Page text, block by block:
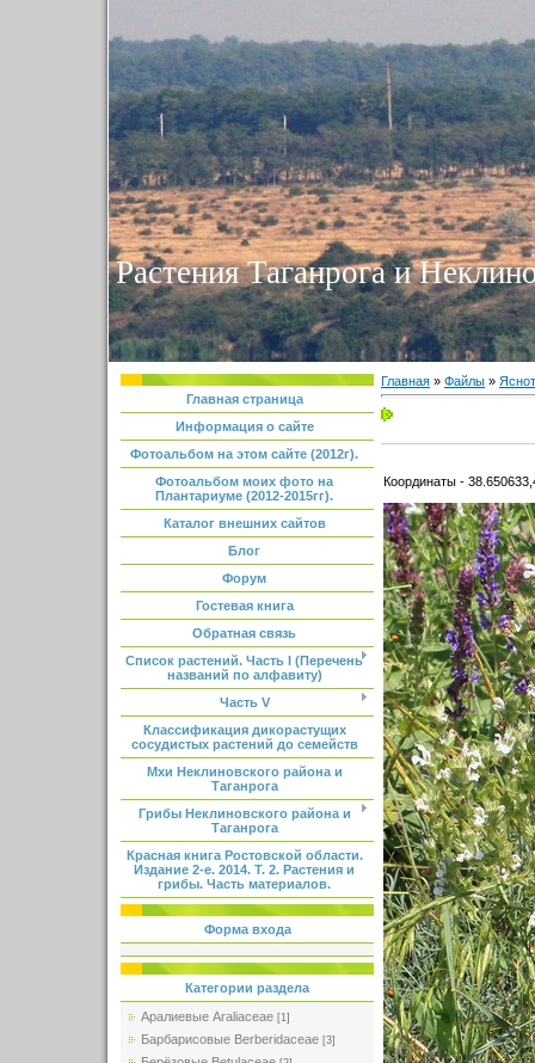
Растения Таганрога и
Главная страница
Информация о сайте
Фотоальбом на этом сайте (2012г).
Фотоальбом моих фото на
Плантариуме (2012-2015гг).
Каталог внешних сайтов
Блог
Форум
Гостевая книга
Обратная связь
Список растений. Часть I (Перечень
названий по алфавиту)
Часть V
Классификация дикорастущих
сосудистых растений до семейств
Мхи Неклиновского района и
Таганрога
Грибы Неклиновского района и
Таганрога
Красная книга Ростовской области.
Издание 2-е. 2014. Т. 2. Растения и
грибы. Часть материалов.
Форма входа
Категории раздела
Аралиевые Araliaceae [1]
Барбарисовые Berberidaceae [3]
Главная » Файлы »
Координаты -